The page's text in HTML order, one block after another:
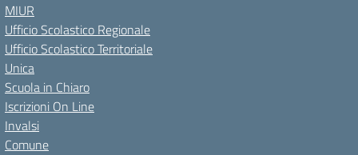
MIUR
Ufficio Scolastico Regionale
Ufficio Scolastico Territoriale
Unica
Scuola in Chiaro
Iscrizioni On Line
Invalsi
Comune